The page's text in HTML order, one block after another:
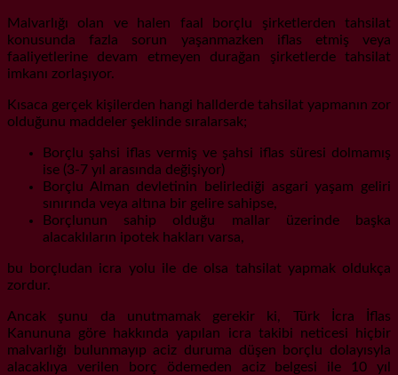
Malvarlığı olan ve halen faal borçlu şirketlerden tahsilat
konusunda fazla sorun yaşanmazken iflas etmiş veya
faaliyetlerine devam etmeyen durağan şirketlerde tahsilat
imkanı zorlaşıyor.
Kısaca gerçek kişilerden hangi hallderde tahsilat yapmanın zor
olduğunu maddeler şeklinde sıralarsak;
Borçlu şahsi iflas vermiş ve şahsi iflas süresi dolmamış
ise (3-7 yıl arasında değişiyor)
Borçlu Alman devletinin belirlediği asgari yaşam geliri
sınırında veya altına bir gelire sahipse,
Borçlunun sahip olduğu mallar üzerinde başka
alacaklıların ipotek hakları varsa,
bu borçludan icra yolu ile de olsa tahsilat yapmak oldukça
zordur.
Ancak şunu da unutmamak gerekir ki, Türk İcra İflas
Kanununa göre hakkında yapılan icra takibi neticesi hiçbir
malvarlığı bulunmayıp aciz duruma düşen borçlu dolayısyla
alacaklıya verilen borç ödemeden aciz belgesi ile 10 yıl